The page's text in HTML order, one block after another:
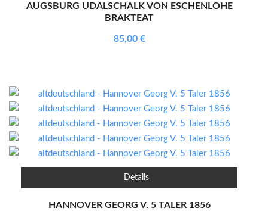
AUGSBURG UDALSCHALK VON ESCHENLOHE
BRAKTEAT
85,00 €
Details
HANNOVER GEORG V. 5 TALER 1856